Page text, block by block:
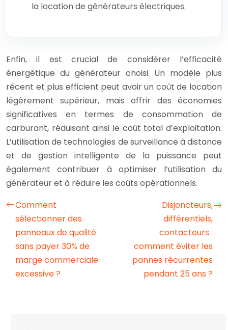
la location de générateurs électriques.
Enfin, il est crucial de considérer l’efficacité
énergétique du générateur choisi. Un modèle plus
récent et plus efficient peut avoir un coût de location
légèrement supérieur, mais offrir des économies
significatives en termes de consommation de
carburant, réduisant ainsi le coût total d’exploitation.
L’utilisation de technologies de surveillance à distance
et de gestion intelligente de la puissance peut
également contribuer à optimiser l’utilisation du
générateur et à réduire les coûts opérationnels.
Comment
sélectionner des
panneaux de qualité
sans payer 30% de
marge commerciale
excessive ?
Disjoncteurs,
différentiels,
contacteurs :
comment éviter les
pannes récurrentes
pendant 25 ans ?